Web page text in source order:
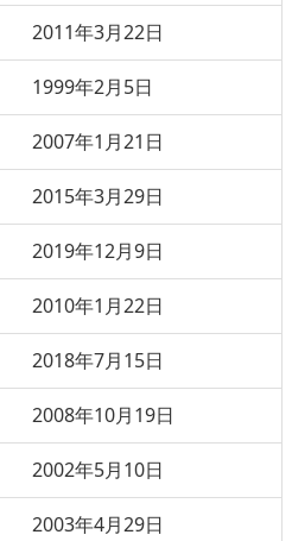
2011年3月22日
1999年2月5日
2007年1月21日
2015年3月29日
2019年12月9日
2010年1月22日
2018年7月15日
2008年10月19日
2002年5月10日
2003年4月29日